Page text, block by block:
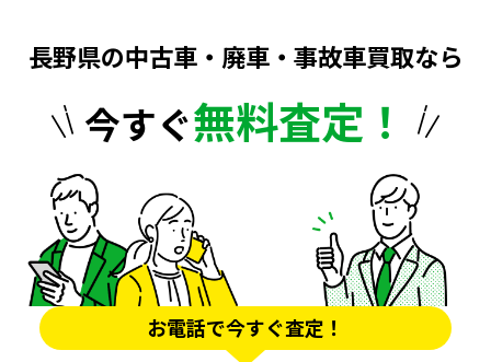
長野県の中古車・廃車・事故車買取なら
今すぐ無料査定！
お電話で今すぐ査定！